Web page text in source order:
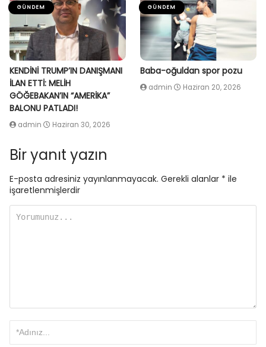
GÜNDEM
KENDİNİ TRUMP’IN DANIŞMANI
İLAN ETTİ: MELİH
GÖĞEBAKAN’IN “AMERİKA”
BALONU PATLADI!
admin Haziran 30, 2026
GÜNDEM
Baba-oğuldan spor pozu
admin Haziran 20, 2026
Bir yanıt yazın
E-posta adresiniz yayınlanmayacak. Gerekli alanlar * ile
işaretlenmişlerdir